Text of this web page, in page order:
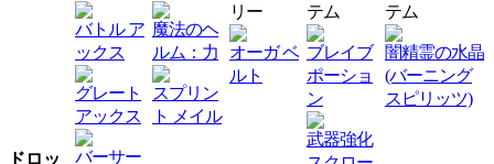
ドロッ
バトル ア
ックス
グレート
アックス
バーサー
魔法のヘ
ルム：力
スプリン
ト メイル
リー
オーガ ベ
ルト
テム
ブレイブ
ポーショ
ン
武器強化
テム
闇精霊の水晶
(バーニング
スピリッツ)